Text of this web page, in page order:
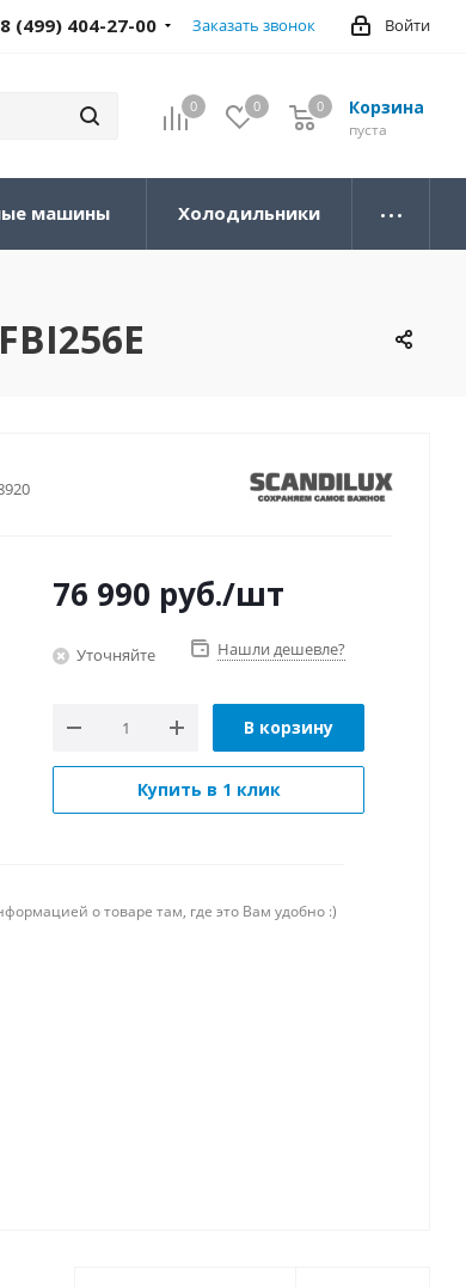
Войти
8 (499) 404-27-00 Заказать звонок
0 0 Корзина
0
пуста
0
машины Холодильники
76 990 руб./шт
Уточняйте Нашли дешевле?
В корзину
Купить в 1 клик
о товаре там, где это Вам удобно :)